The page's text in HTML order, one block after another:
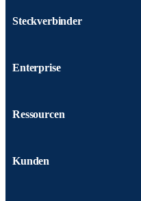
Steckverbinder
Enterprise
Ressourcen
Kunden